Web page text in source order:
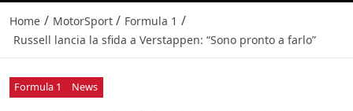
Home / MotorSport / Formula 1 /
Russell lancia la sfida a Verstappen: “Sono pronto a farlo”
Formula 1 News